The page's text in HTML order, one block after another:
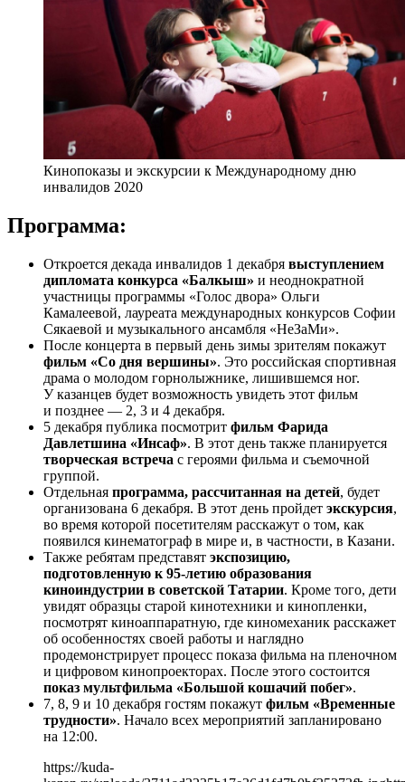
Кинопоказы и экскурсии к Международному дню
инвалидов 2020
Программа:
Откроется декада инвалидов 1 декабря выступлением
дипломата конкурса «Балкыш» и неоднократной
участницы программы «Голос двора» Ольги
Камалеевой, лауреата международных конкурсов Софии
Сякаевой и музыкального ансамбля «НеЗаМи».
После концерта в первый день зимы зрителям покажут
фильм «Со дня вершины». Это российская спортивная
драма о молодом горнолыжнике, лишившемся ног.
У казанцев будет возможность увидеть этот фильм
и позднее — 2, 3 и 4 декабря.
5 декабря публика посмотрит фильм Фарида
Давлетшина «Инсаф». В этот день также планируется
творческая встреча с героями фильма и съемочной
группой.
Отдельная программа, рассчитанная на детей, будет
организована 6 декабря. В этот день пройдет экскурсия,
во время которой посетителям расскажут о том, как
появился кинематограф в мире и, в частности, в Казани.
Также ребятам представят экспозицию,
подготовленную к 95-летию образования
киноиндустрии в советской Татарии. Кроме того, дети
увидят образцы старой кинотехники и кинопленки,
посмотрят киноаппаратную, где киномеханик расскажет
об особенностях своей работы и наглядно
продемонстрирует процесс показа фильма на пленочном
и цифровом кинопроекторах. После этого состоится
показ мультфильма «Большой кошачий побег».
7, 8, 9 и 10 декабря гостям покажут фильм «Временные
трудности». Начало всех мероприятий запланировано
на 12:00.
https://kuda-